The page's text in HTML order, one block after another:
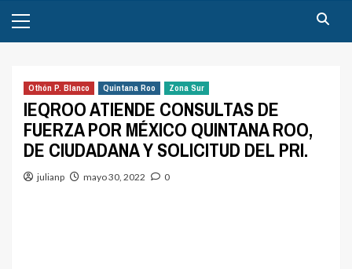
principal
Othón P. Blanco Quintana Roo Zona Sur
IEQROO ATIENDE CONSULTAS DE
FUERZA POR MÉXICO QUINTANA ROO,
DE CIUDADANA Y SOLICITUD DEL PRI.
julianp mayo 30, 2022 0